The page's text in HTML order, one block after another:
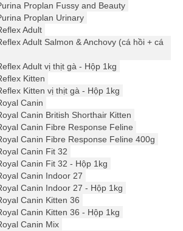
Proplan Fussy and Beauty
Proplan Urinary
Adult
Adult Salmon & Anchovy (cá hồi + cá
Adult vị thịt gà - Hộp 1kg
Kitten
Kitten vị thịt gà - Hộp 1kg
Canin
Canin British Shorthair Kitten
Canin Fibre Response Feline
Canin Fibre Response Feline 400g
Canin Fit 32
Canin Fit 32 - Hộp 1kg
Canin Indoor 27
Canin Indoor 27 - Hộp 1kg
Canin Kitten 36
Canin Kitten 36 - Hộp 1kg
Canin Mix